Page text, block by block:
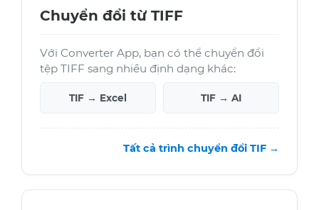
Chuyển đổi từ TIFF
Với Converter App, bạn có thể chuyển đổi
tệp TIFF sang nhiều định dạng khác:
TIF → Excel TIF → AI
Tất cả trình chuyển đổi TIF →